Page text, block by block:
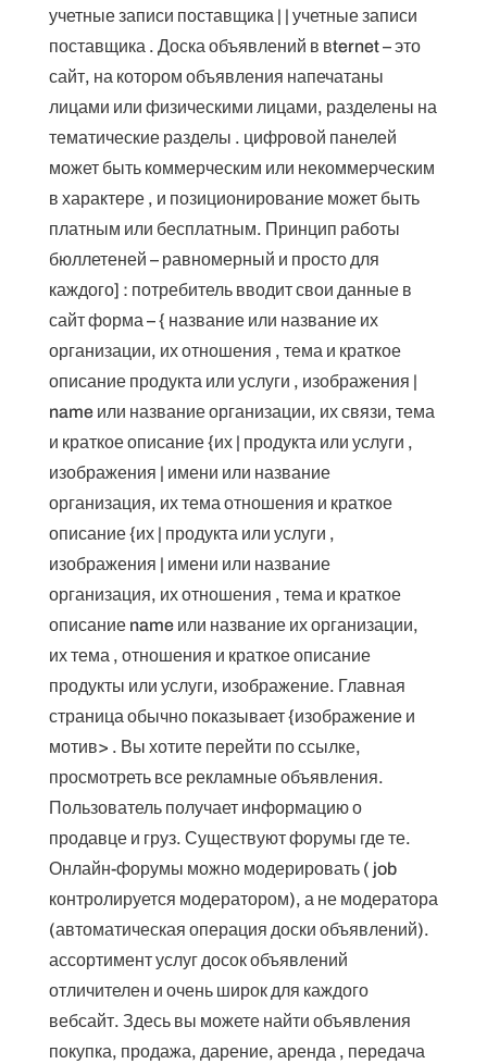
учетные записи поставщика | | учетные записи
поставщика . Доска объявлений в вternet – это
сайт, на котором объявления напечатаны
лицами или физическими лицами, разделены на
тематические разделы . цифровой панелей
может быть коммерческим или некоммерческим
в характере , и позиционирование может быть
платным или бесплатным. Принцип работы
бюллетеней – равномерный и просто для
каждого] : потребитель вводит свои данные в
сайт форма – { название или название их
организации, их отношения , тема и краткое
описание продукта или услуги , изображения |
name или название организации, их связи, тема
и краткое описание {их | продукта или услуги ,
изображения | имени или название
организация, их тема отношения и краткое
описание {их | продукта или услуги ,
изображения | имени или название
организация, их отношения , тема и краткое
описание name или название их организации,
их тема , отношения и краткое описание
продукты или услуги, изображение. Главная
страница обычно показывает {изображение и
мотив> . Вы хотите перейти по ссылке,
просмотреть все рекламные объявления.
Пользователь получает информацию о
продавце и груз. Существуют форумы где те.
Онлайн-форумы можно модерировать ( job
контролируется модератором), а не модератора
(автоматическая операция доски объявлений).
ассортимент услуг досок объявлений
отличителен и очень широк для каждого
вебсайт. Здесь вы можете найти объявления
покупка, продажа, дарение, аренда , передача